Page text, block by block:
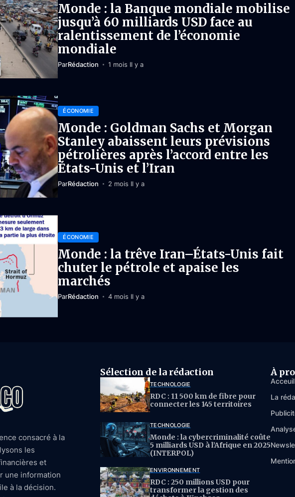
Monde : la Banque mondiale mobilise
jusqu’à 60 milliards USD face au
ralentissement de l’économie
mondiale
ParRédaction 1 mois Il y a
ÉCONOMIE
Monde : Goldman Sachs et Morgan
Stanley abaissent leurs prévisions
pétrolières après l’accord entre les
États-Unis et l’Iran
ParRédaction 2 mois Il y a
ÉCONOMIE
Monde : la trêve Iran–États-Unis fait
chuter le pétrole et apaise les
marchés
ParRédaction 4 mois Il y a
consacré à la
les
et
une information
à la décision.
Sélection de la rédaction
TECHNOLOGIE
RDC : 11 500 km de fibre pour
connecter les 145 territoires
TECHNOLOGIE
Monde : la cybercriminalité coûte
5 milliards USD à l’Afrique en 2025
(INTERPOL)
ENVIRONNEMENT
RDC : 250 millions USD pour
transformer la gestion des
À
Acceuil
La